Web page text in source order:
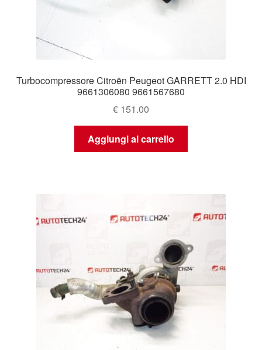
Turbocompressore Citroën Peugeot GARRETT 2.0 HDI
9661306080 9661567680
€ 151.00
Aggiungi al carrello